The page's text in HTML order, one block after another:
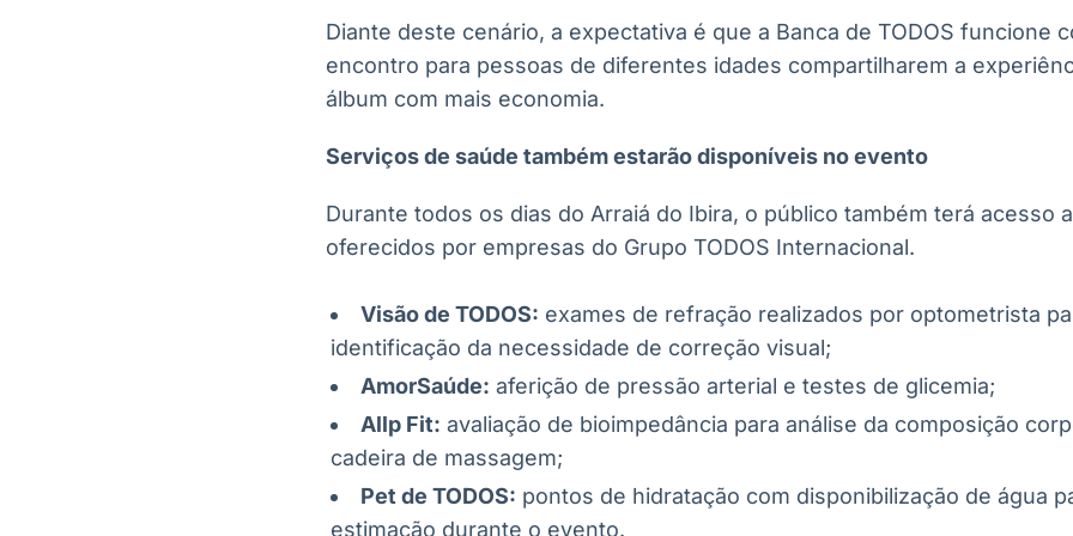
Diante deste cenário, a expectativa é que a Banca de TODOS funcione
encontro para pessoas de diferentes idades compartilharem a
álbum com mais economia.
Serviços de saúde também estarão disponíveis no evento
Durante todos os dias do Arraiá do Ibira, o público também terá acesso
oferecidos por empresas do Grupo TODOS Internacional.
Visão de TODOS: exames de refração realizados por optometrista
identificação da necessidade de correção visual;
AmorSaúde: aferição de pressão arterial e testes de glicemia;
Allp Fit: avaliação de bioimpedância para análise da composição
cadeira de massagem;
Pet de TODOS: pontos de hidratação com disponibilização de água
estimação durante o evento.